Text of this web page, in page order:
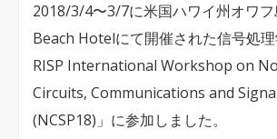
理
学
会
NCSP18
で
2018/3/4〜3/7に米国ハワイ州オワ
Beach Hotelにて開催された信号処
RISP International Workshop on
Circuits, Communications and
(NCSP18)」に参加しました。